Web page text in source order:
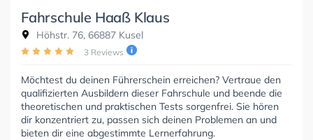
Fahrschule Haaß Klaus
Höhstr. 76, 66887 Kusel
3 Reviews
Möchtest du deinen Führerschein erreichen? Vertraue den
qualifizierten Ausbildern dieser Fahrschule und beende die
theoretischen und praktischen Tests sorgenfrei. Sie hören
dir konzentriert zu, passen sich deinen Problemen an und
bieten dir eine abgestimmte Lernerfahrung.